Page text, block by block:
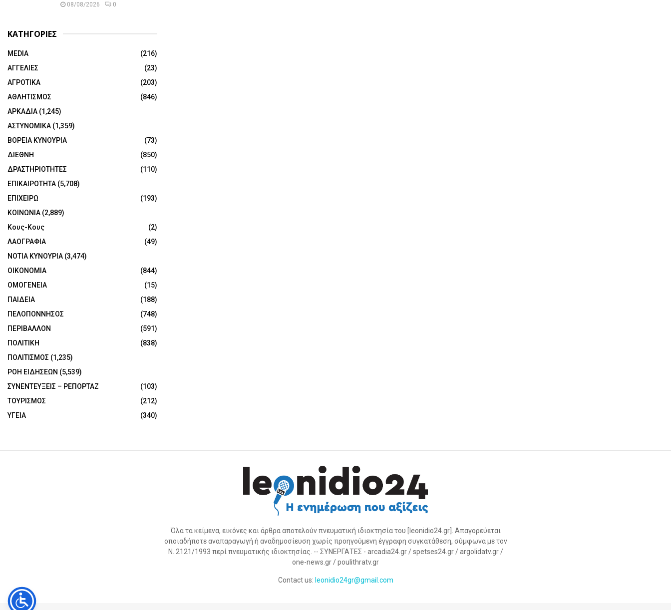
08/08/2026 0
ΚΑΤΗΓΟΡΙΕΣ
MEDIA
(216)
ΑΓΓΕΛΙΕΣ
(23)
ΑΓΡΟΤΙΚΑ
(203)
ΑΘΛΗΤΙΣΜΟΣ
(846)
ΑΡΚΑΔΙΑ (1,245)
ΑΣΤΥΝΟΜΙΚΑ (1,359)
ΒΟΡΕΙΑ ΚΥΝΟΥΡΙΑ
(73)
ΔΙΕΘΝΗ
(850)
ΔΡΑΣΤΗΡΙΟΤΗΤΕΣ
(110)
ΕΠΙΚΑΙΡΟΤΗΤΑ (5,708)
ΕΠΙΧΕΙΡΩ
(193)
ΚΟΙΝΩΝΙΑ (2,889)
Κους-Κους
(2)
ΛΑΟΓΡΑΦΙΑ
(49)
ΝΟΤΙΑ ΚΥΝΟΥΡΙΑ (3,474)
ΟΙΚΟΝΟΜΙΑ
(844)
ΟΜΟΓΕΝΕΙΑ
(15)
ΠΑΙΔΕΙΑ
(188)
ΠΕΛΟΠΟΝΝΗΣΟΣ
(748)
ΠΕΡΙΒΑΛΛΟΝ
(591)
ΠΟΛΙΤΙΚΗ
(838)
ΠΟΛΙΤΙΣΜΟΣ (1,235)
ΡΟΗ ΕΙΔΗΣΕΩΝ (5,539)
ΣΥΝΕΝΤΕΥΞΕΙΣ – ΡΕΠΟΡΤΑΖ
(103)
ΤΟΥΡΙΣΜΟΣ
(212)
ΥΓΕΙΑ
(340)
Όλα τα κείμενα, εικόνες και άρθρα αποτελούν πνευματική ιδιοκτησία του [leonidio24.gr]. Απαγορεύεται
οποιαδήποτε αναπαραγωγή ή αναδημοσίευση χωρίς προηγούμενη έγγραφη συγκατάθεση, σύμφωνα με τον
Ν. 2121/1993 περί πνευματικής ιδιοκτησίας. -- ΣΥΝΕΡΓΑΤΕΣ - arcadia24.gr / spetses24.gr / argolidatv.gr /
one-news.gr / poulithratv.gr
Contact us: leonidio24gr@gmail.com